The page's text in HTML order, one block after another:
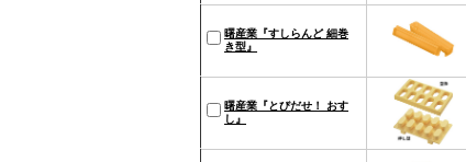
曙産業『すしらんど 細巻
き型』
曙産業『とびだせ！ おす
し』